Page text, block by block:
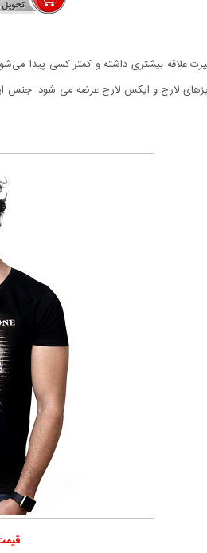
علاقه بیشتری داشته و کمتر کسی